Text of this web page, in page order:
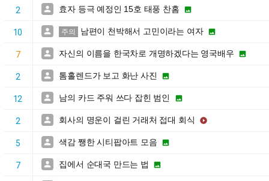
2  효자 등극 예정인 15호 태풍 찬홈 
10  주의 남편이 천박해서 고민이라는 여자 
7  자신의 이름을 한국차로 개명하겠다는 영국배우 
2  톰홀렌드가 보고 화난 사진 
12  남의 카드 주워 쓰다 잡힌 범인 
2  회사의 명운이 걸린 거래처 접대 회식 
5  색감 쨍한 시티팝아트 모음 
7  집에서 순대국 만드는 법 